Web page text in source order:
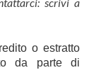
o estratto
da parte di